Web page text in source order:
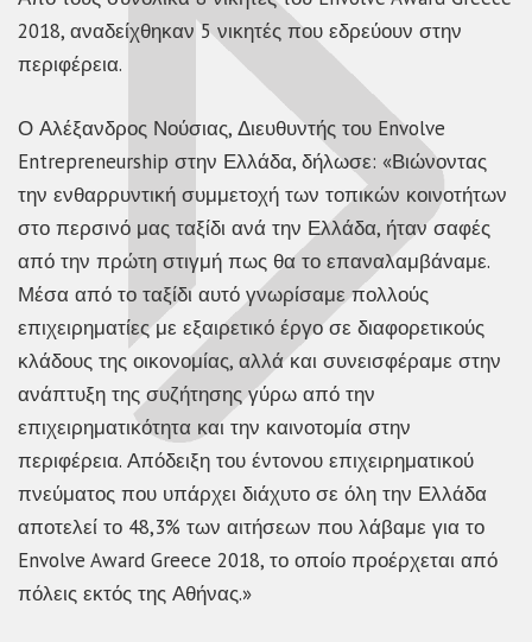
2018, αναδείχθηκαν 5 νικητές που εδρεύουν στην
περιφέρεια.
Ο Αλέξανδρος Νούσιας, Διευθυντής του Envolve
Entrepreneurship στην Ελλάδα, δήλωσε: «Βιώνοντας
την ενθαρρυντική συμμετοχή των τοπικών κοινοτήτων
στο περσινό μας ταξίδι ανά την Ελλάδα, ήταν σαφές
από την πρώτη στιγμή πως θα το επαναλαμβάναμε.
Μέσα από το ταξίδι αυτό γνωρίσαμε πολλούς
επιχειρηματίες με εξαιρετικό έργο σε διαφορετικούς
κλάδους της οικονομίας, αλλά και συνεισφέραμε στην
ανάπτυξη της συζήτησης γύρω από την
επιχειρηματικότητα και την καινοτομία στην
περιφέρεια. Απόδειξη του έντονου επιχειρηματικού
πνεύματος που υπάρχει διάχυτο σε όλη την Ελλάδα
αποτελεί το 48,3% των αιτήσεων που λάβαμε για το
Envolve Award Greece 2018, το οποίο προέρχεται από
πόλεις εκτός της Αθήνας.»